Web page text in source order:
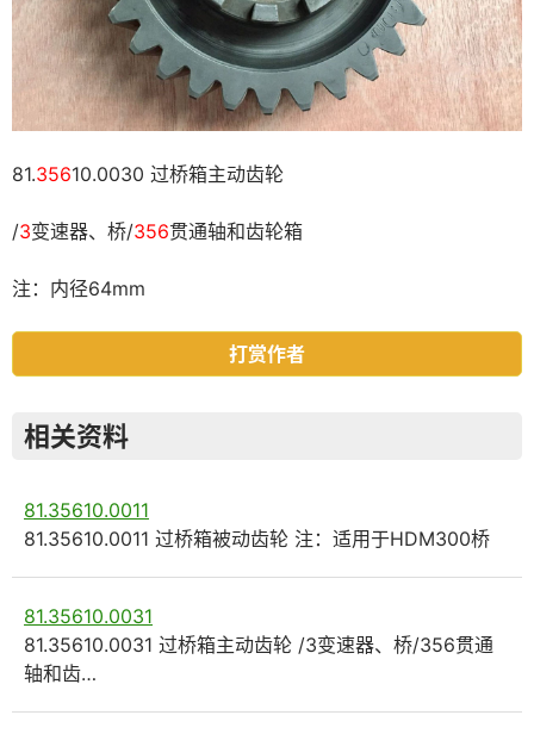
81.35610.0030 过桥箱主动齿轮
/3变速器、桥/356贯通轴和齿轮箱
注：内径64mm
打赏作者
相关资料
81.35610.0011
81.35610.0011 过桥箱被动齿轮 注：适用于HDM300桥
81.35610.0031
81.35610.0031 过桥箱主动齿轮 /3变速器、桥/356贯通
轴和齿…